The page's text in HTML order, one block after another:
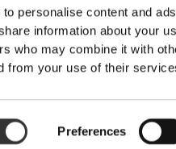
personalise content and
information about your
who may combine it with
from your use of their
Preferences